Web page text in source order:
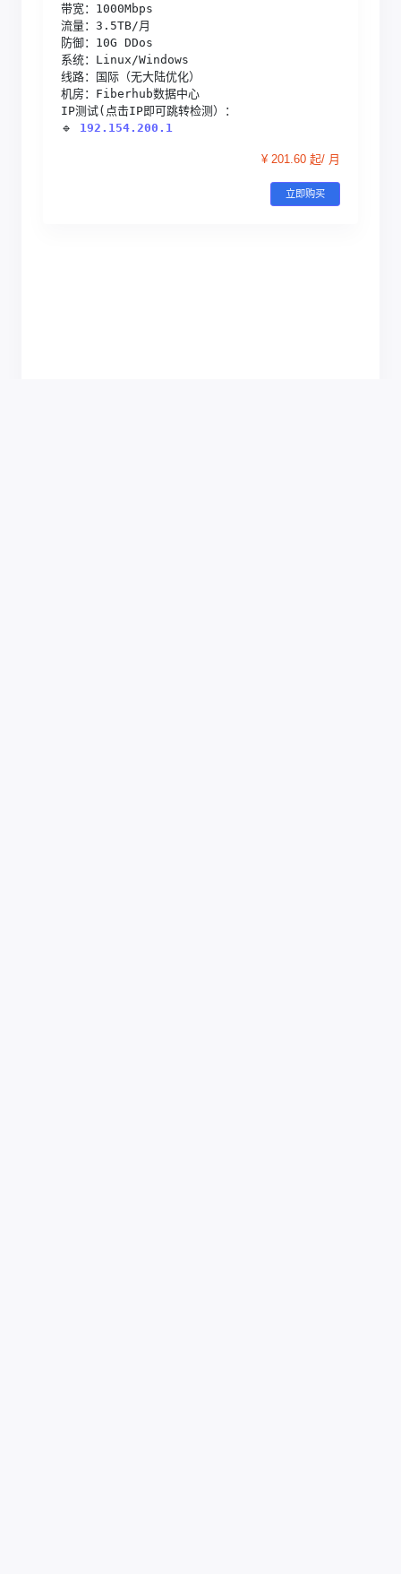
带宽：1000Mbps
流量：3.5TB/月
防御：10G DDos
系统：Linux/Windows
线路：国际（无大陆优化）
机房：Fiberhub数据中心
IP测试(点击IP即可跳转检测）：
🔹 192.154.200.1
¥ 201.60 起/ 月
立即购买